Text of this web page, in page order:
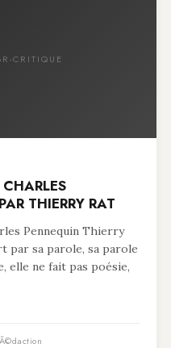
CRITIQUE
THIERRY RAT
Pennequin Thierry
par sa parole, sa parole
elle ne fait pas poésie,